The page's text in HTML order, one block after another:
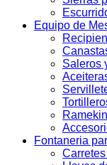
Equipo de
Saleros
Fontaneria